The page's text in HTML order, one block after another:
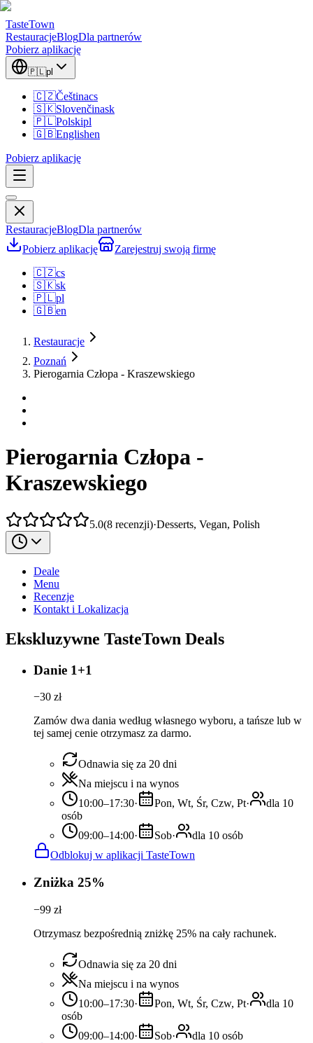
TasteTown
RestauracjeBlogDla partnerów
Pobierz aplikację
🇵🇱pl
🇨🇿Češtinacs
🇸🇰Slovenčinask
🇵🇱Polskipl
🇬🇧Englishen
Pobierz aplikację
RestauracjeBlogDla partnerów
Pobierz aplikację
Zarejestruj swoją firmę
🇨🇿cs
🇸🇰sk
🇵🇱pl
🇬🇧en
Restauracje
Poznań
Pierogarnia Człopa - Kraszewskiego
Pierogarnia Człopa -
Kraszewskiego
5.0(8 recenzji)·Desserts, Vegan, Polish
Deale
Menu
Recenzje
Kontakt i Lokalizacja
Ekskluzywne TasteTown Deals
Danie 1+1
−30 zł
Zamów dwa dania według własnego wyboru, a tańsze lub w
tej samej cenie otrzymasz za darmo.
Odnawia się za 20 dni
Na miejscu i na wynos
10:00–17:30· Pon, Wt, Śr, Czw, Pt·
dla 10
osób
09:00–14:00· Sob·
dla 10 osób
Odblokuj w aplikacji TasteTown
Zniżka 25%
−99 zł
Otrzymasz bezpośrednią zniżkę 25% na cały rachunek.
Odnawia się za 20 dni
Na miejscu i na wynos
10:00–17:30· Pon, Wt, Śr, Czw, Pt·
dla 10
osób
09:00–14:00· Sob·
dla 10 osób